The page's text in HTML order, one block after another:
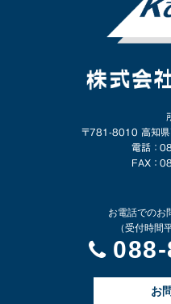
〒781-8010 高知
電話 ：
FAX ：
お電話でのお
（受付時間
お